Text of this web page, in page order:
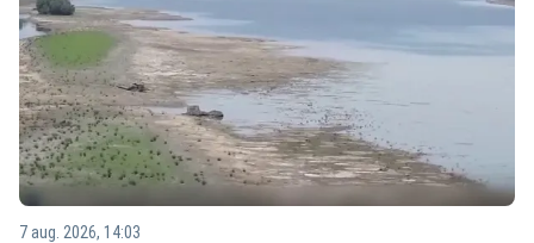
7 aug. 2026, 14:03